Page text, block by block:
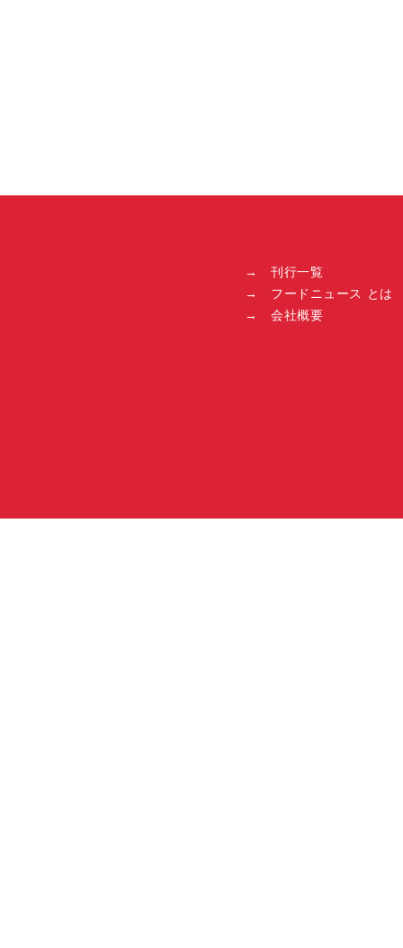
→ 刊行一覧
→ フードニュース とは
→ 会社概要